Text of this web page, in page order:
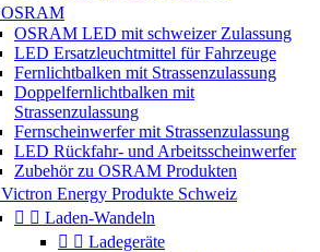
OSRAM
OSRAM LED mit schweizer Zulassung
LED Ersatzleuchtmittel für Fahrzeuge
Fernlichtbalken mit Strassenzulassung
Doppelfernlichtbalken mit
Strassenzulassung
Fernscheinwerfer mit Strassenzulassung
LED Rückfahr- und Arbeitsscheinwerfer
Zubehör zu OSRAM Produkten
Victron Energy Produkte Schweiz
  Laden-Wandeln
  Ladegeräte